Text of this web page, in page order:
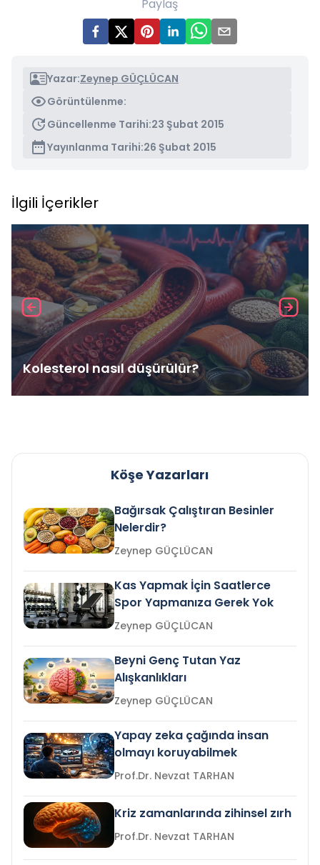
Paylaş
Yazar:Zeynep GÜÇLÜCAN
Görüntülenme:
Güncellenme Tarihi:23 Şubat 2015
Yayınlanma Tarihi:26 Şubat 2015
İlgili İçerikler
Kolesterol nasıl düşürülür?
Köşe Yazarları
Bağırsak Çalıştıran Besinler
Nelerdir?
Zeynep GÜÇLÜCAN
Kas Yapmak İçin Saatlerce
Spor Yapmanıza Gerek Yok
Zeynep GÜÇLÜCAN
Beyni Genç Tutan Yaz
Alışkanlıkları
Zeynep GÜÇLÜCAN
Yapay zeka çağında insan
olmayı koruyabilmek
Prof.Dr. Nevzat TARHAN
Kriz zamanlarında zihinsel zırh
Prof.Dr. Nevzat TARHAN